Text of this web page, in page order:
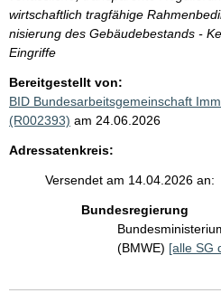
wirtschaftlich tragfähige
nisierung des Gebäudebestands -
Eingriffe
Bereitgestellt von:
BID Bundesarbeitsgemeinschaft
(R002393) am 24.06.2026
Adressatenkreis:
Versendet am 14.04.2026 an:
Bundesregierung
(BMWE) [alle SG